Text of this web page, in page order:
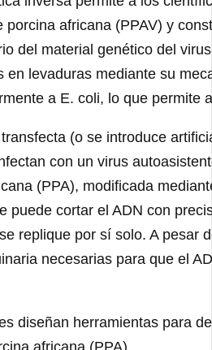
porcina africana (PPAV) y
del material genético del
en levaduras mediante su
a E. coli, lo que permite
(o se introduce
con un virus
(PPA), modificada
puede cortar el ADN con
replique por sí solo. A pesar
necesarias para que el